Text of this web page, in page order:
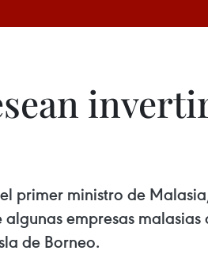
primer ministro de
empresas
de Borneo.